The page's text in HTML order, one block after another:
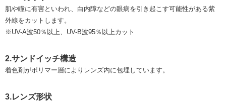
肌や瞳に有害といわれ、白内障などの眼病を引き起こす可能性がある紫
外線をカットします。
※UV-A波50％以上、UV-B波95％以上カット
2.サンドイッチ構造
着色剤がポリマー層によりレンズ内に包埋しています。
3.レンズ形状